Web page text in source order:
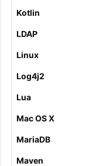
Kotlin
LDAP
Linux
Log4j2
Lua
Mac OS X
MariaDB
Maven